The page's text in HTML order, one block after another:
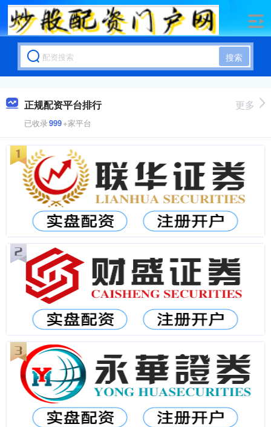
搜索
正规配资平台排行
已收录999+家平台
更多